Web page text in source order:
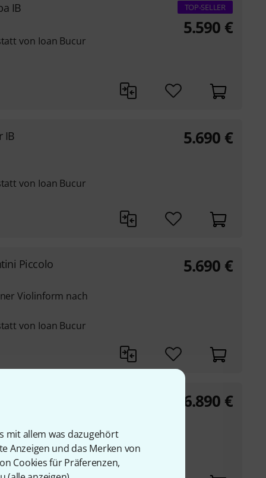
mit allem was dazugehört
Anzeigen und das Merken von
Cookies für Präferenzen,
IB
von Ioan Bucur
TOP-SELLER
5.590 €
IB
von Ioan Bucur
5.690 €
Piccolo
Violinform nach
von Ioan Bucur
5.690 €
in Violinform nach
von Ioan Bucur
6.890 €